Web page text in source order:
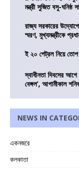
মন্ত্রী সুজিত বসু-ঘনিষ্ঠ
রাজ্য সরকারের
স্মরণ, মুখ্যমন্ত্রীকে
ই ২০ পেট্রল নিয়ে তোপ
স্বাধীনতা দিবসের
বেঙ্গল’, আগামীকাল
NEWS IN
একনজরে
কলকাতা